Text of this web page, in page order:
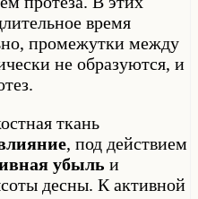
время
промежутки между
не образуются, и
ткань
, под действием
убыль и
десны. К активной